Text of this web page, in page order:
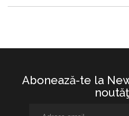
Abonează-te la